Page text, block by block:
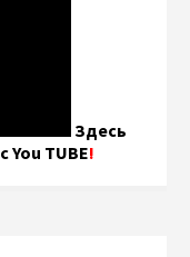
Здесь
с You TUBE!